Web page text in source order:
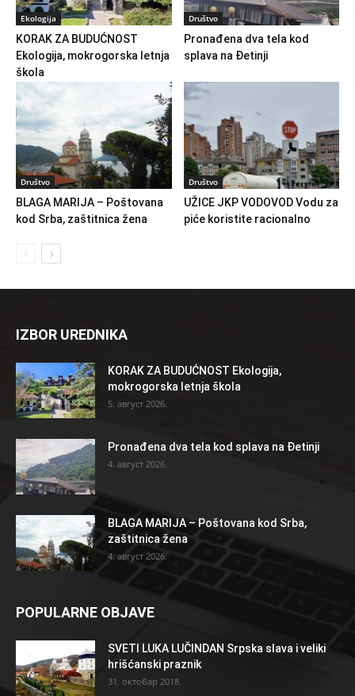
Ekologija
KORAK ZA BUDUĆNOST
Ekologija, mokrogorska letnja
škola
Društvo
Pronađena dva tela kod
splava na Đetinji
Društvo
BLAGA MARIJA – Poštovana
kod Srba, zaštitnica žena
Društvo
UŽICE JKP VODOVOD Vodu za
piće koristite racionalno
IZBOR UREDNIKA
KORAK ZA BUDUĆNOST Ekologija,
mokrogorska letnja škola
5. август 2026.
Pronađena dva tela kod splava na Đetinji
4. август 2026.
BLAGA MARIJA – Poštovana kod Srba,
zaštitnica žena
4. август 2026.
POPULARNE OBJAVE
SVETI LUKA LUČINDAN Srpska slava i veliki
hrišćanski praznik
31. октобар 2018.